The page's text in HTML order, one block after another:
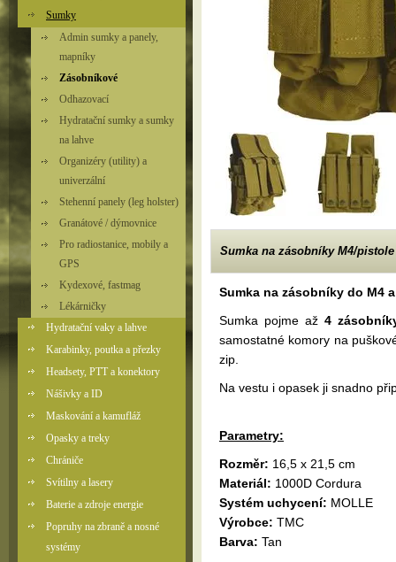
Sumka na zásobníky M4/pistole
Sumka na zásobníky do M4
Sumka pojme až4
samostatné komory na
zip.
Na vestu i opasek ji snadno
Parametry:
Rozměr: 16,5 x 21,5 cm
Materiál: 1000D Cordura
Systém uchycení: MOLLE
Výrobce: TMC
Barva: Tan
Sumky
Admin sumky a panely,
mapníky
Zásobníkové
Odhazovací
Hydratační sumky a sumky
na lahve
Organizéry (utility) a
univerzální
Stehenní panely (leg holster)
Granátové / dýmovnice
Pro radiostanice, mobily a
GPS
Kydexové, fastmag
Lékárničky
Hydratační vaky a lahve
Karabinky, poutka a přezky
Headsety, PTT a konektory
Nášivky a ID
Maskování a kamufláž
Opasky a treky
Chrániče
Svítilny a lasery
Baterie a zdroje energie
Popruhy na zbraně a nosné
systémy